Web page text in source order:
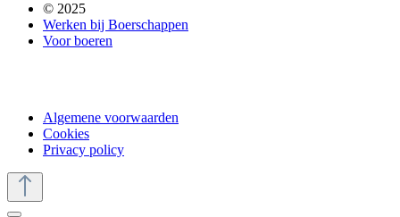
© 2025
Werken bij Boerschappen
Voor boeren
Algemene voorwaarden
Cookies
Privacy policy